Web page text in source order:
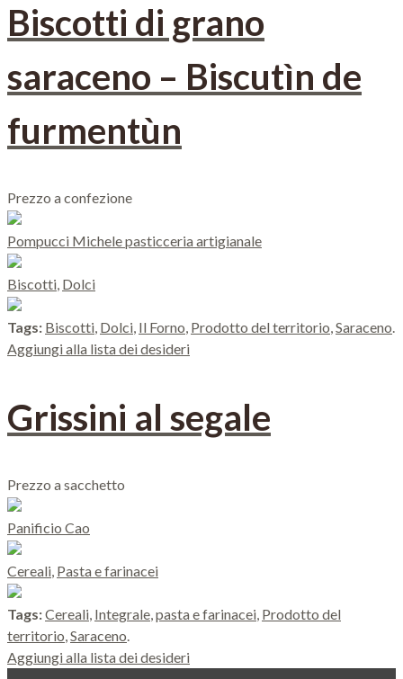
Biscotti di grano
saraceno – Biscutìn de
furmentùn
Prezzo a confezione
Pompucci Michele pasticceria artigianale
Biscotti, Dolci
Tags: Biscotti, Dolci, Il Forno, Prodotto del territorio,Saraceno.
Aggiungi alla lista dei desideri
Grissini al segale
Prezzo a sacchetto
Panificio Cao
Cereali Pasta e farinacei
Tags:Cereali Integrale pasta e farinacei Prodotto del
territorio Saraceno
Aggiungi alla lista dei desideri